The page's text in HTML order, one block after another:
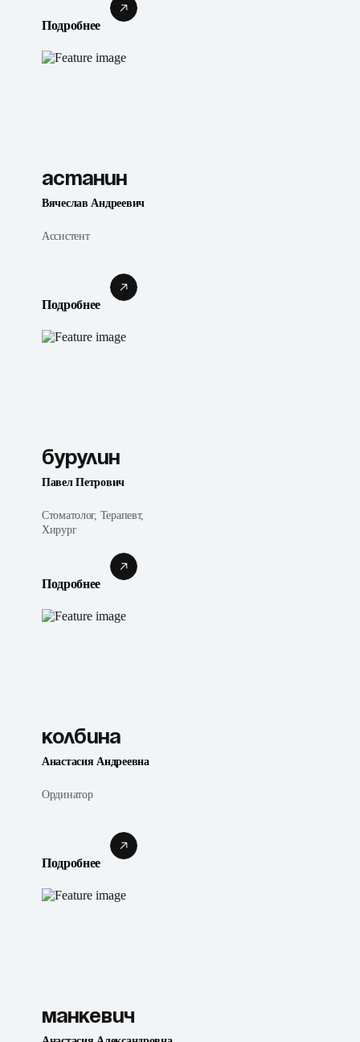
Подробнее
Астанин
Вячеслав Андреевич
Ассистент
Подробнее
Бурулин
Павел Петрович
Стоматолог, Терапевт,
Хирург
Подробнее
Колбина
Анастасия Андреевна
Ординатор
Подробнее
Манкевич